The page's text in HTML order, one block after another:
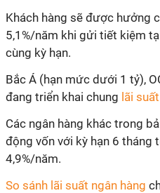
Khách hàng sẽ được hưởng
5,1%/năm khi gửi tiết kiệm
cùng kỳ hạn.
Bắc Á (hạn mức dưới 1 tỷ),
đang triển khai chung lãi
Các ngân hàng khác trong
động vốn với kỳ hạn 6 tháng
4,9%/năm.
So sánh lãi suất ngân hàng